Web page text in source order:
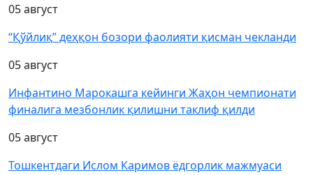
05 август
“Қўйлиқ” деҳқон бозори фаолияти қисман чекланди
05 август
Инфантино Марокашга кейинги Жаҳон чемпионати
финалига мезбонлик қилишни таклиф қилди
05 август
Тошкентдаги Ислом Каримов ёдгорлик мажмуаси